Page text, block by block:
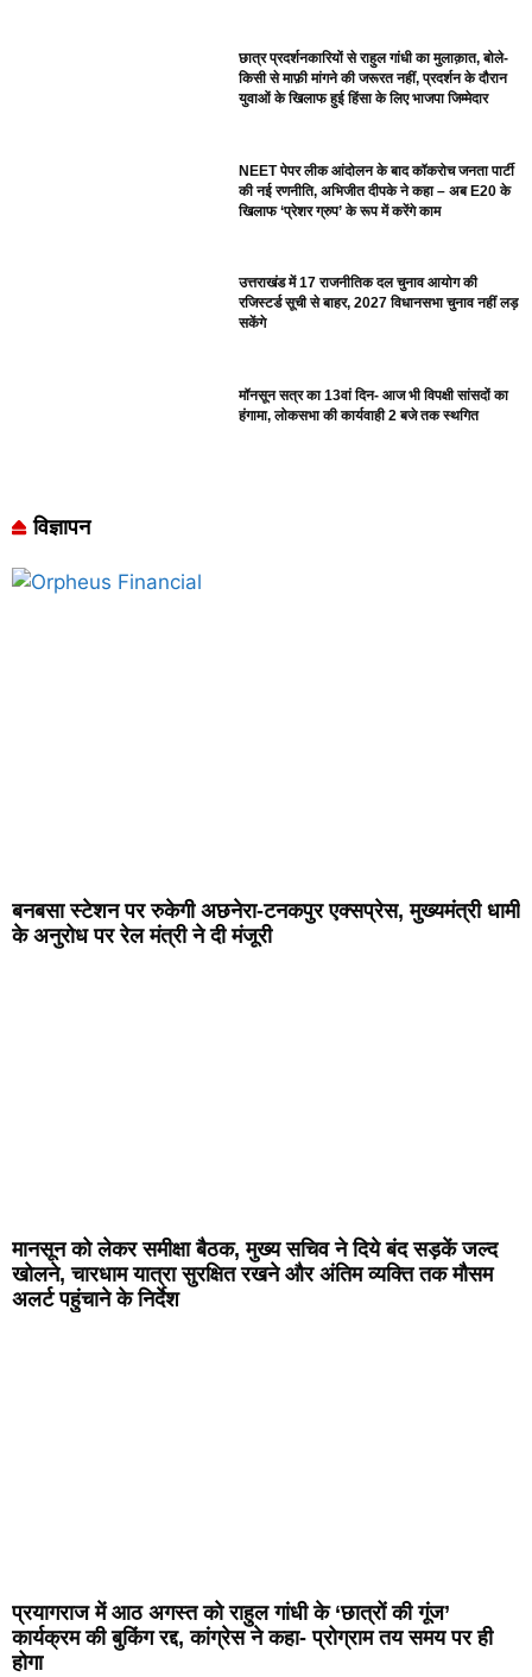
छात्र प्रदर्शनकारियों से राहुल गांधी का मुलाक़ात, बोले-
किसी से माफ़ी मांगने की जरूरत नहीं, प्रदर्शन के दौरान
युवाओं के खिलाफ हुई हिंसा के लिए भाजपा जिम्मेदार
NEET पेपर लीक आंदोलन के बाद कॉकरोच जनता पार्टी
की नई रणनीति, अभिजीत दीपके ने कहा – अब E20 के
खिलाफ ‘प्रेशर ग्रुप’ के रूप में करेंगे काम
उत्तराखंड में 17 राजनीतिक दल चुनाव आयोग की
रजिस्टर्ड सूची से बाहर, 2027 विधानसभा चुनाव नहीं लड़
सकेंगे
मॉनसून सत्र का 13वां दिन- आज भी विपक्षी सांसदों का
हंगामा, लोकसभा की कार्यवाही 2 बजे तक स्थगित
विज्ञापन
बनबसा स्टेशन पर रुकेगी अछनेरा-टनकपुर एक्सप्रेस, मुख्यमंत्री धामी
के अनुरोध पर रेल मंत्री ने दी मंजूरी
मानसून को लेकर समीक्षा बैठक, मुख्य सचिव ने दिये बंद सड़कें जल्द
खोलने, चारधाम यात्रा सुरक्षित रखने और अंतिम व्यक्ति तक मौसम
अलर्ट पहुंचाने के निर्देश
प्रयागराज में आठ अगस्त को राहुल गांधी के ‘छात्रों की गूंज’
कार्यक्रम की बुकिंग रद्द, कांग्रेस ने कहा- प्रोग्राम तय समय पर ही
होगा